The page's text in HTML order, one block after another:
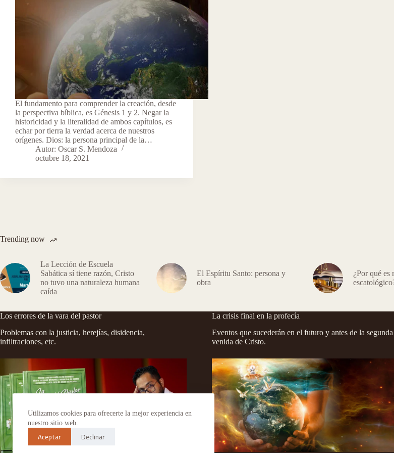
Utilizamos cookies para ofrecerte la mejor experiencia en
nuestro sitio web.
Aceptar Declinar
El fundamento para comprender la creación, desde
la perspectiva bíblica, es Génesis 1 y 2. Negar la
historicidad y la literalidad de ambos capítulos, es
echar por tierra la verdad acerca de nuestros
orígenes. Dios: la persona principal de la…
Autor: Oscar S. Mendoza
octubre 18, 2021
Trending now
La Lección de Escuela
Sabática sí tiene razón, Cristo
no tuvo una naturaleza humana
caída
El Espíritu Santo: persona y
obra
¿Por qué es
Los errores de la vara del pastor
Problemas con la justicia, herejías, disidencia,
infiltraciones, etc.
La crisis final en la profecía
Eventos que sucederán en el futuro y antes de la segunda
venida de Cristo.